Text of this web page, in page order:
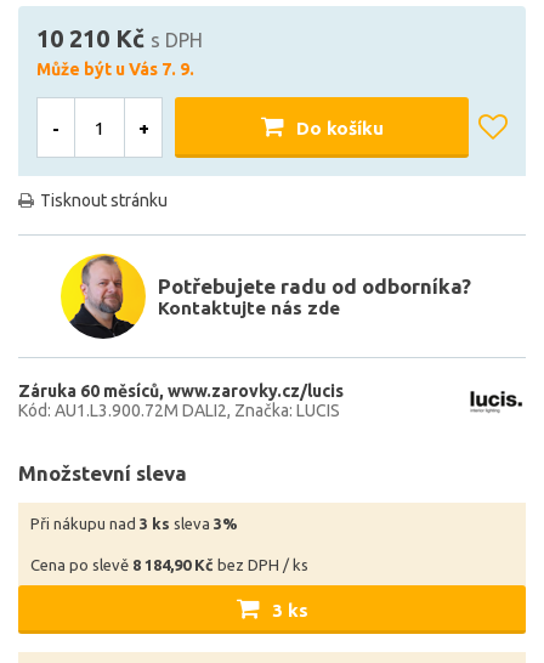
10 210 Kč s DPH
Může být u Vás 7. 9.
- + Do košíku
Tisknout stránku
Potřebujete radu od odborníka?
Kontaktujte nás zde
Záruka 60 měsíců www.zarovky.cz/lucis
Kód: AU1.L3.900.72M DALI2 Značka: LUCIS
Množstevní sleva
Při nákupu nad 3 ks sleva 3%
Cena po slevě 8 184,90 Kč bez DPH / ks
3 ks